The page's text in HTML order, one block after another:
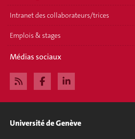
Intranet des collaborateurs/trices
Emplois & stages
Médias sociaux
Université de Genève